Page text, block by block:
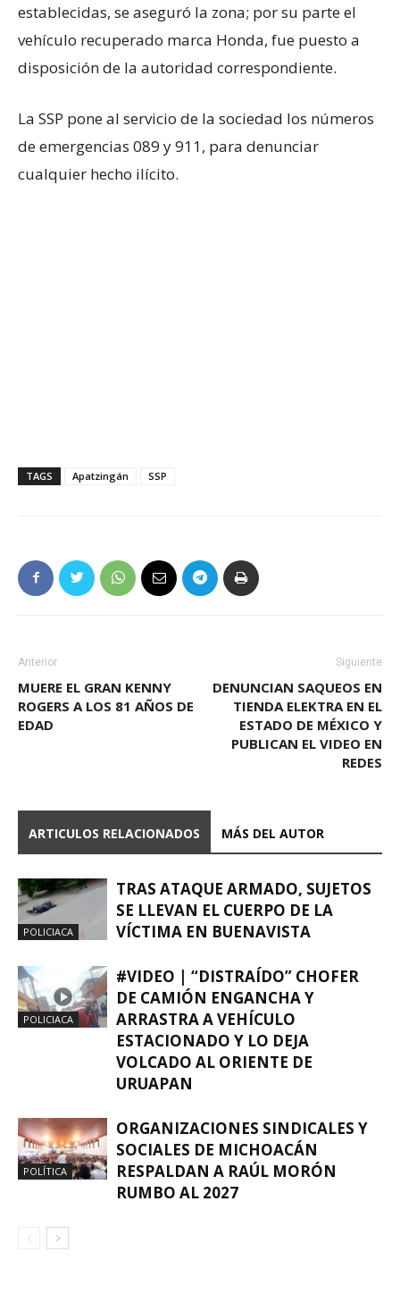
establecidas, se aseguró la zona; por su parte el
vehículo recuperado marca Honda, fue puesto a
disposición de la autoridad correspondiente.
La SSP pone al servicio de la sociedad los números
de emergencias 089 y 911, para denunciar
cualquier hecho ilícito.
TAGS Apatzingán SSP
Anterior
MUERE EL GRAN KENNY
ROGERS A LOS 81 AÑOS DE
EDAD
Siguiente
DENUNCIAN SAQUEOS EN
TIENDA ELEKTRA EN EL
ESTADO DE MÉXICO Y
PUBLICAN EL VIDEO EN
REDES
ARTICULOS RELACIONADOS MÁS DEL AUTOR
POLICIACA
TRAS ATAQUE ARMADO, SUJETOS
SE LLEVAN EL CUERPO DE LA
VÍCTIMA EN BUENAVISTA
POLICIACA
#VIDEO | “DISTRAÍDO” CHOFER
DE CAMIÓN ENGANCHA Y
ARRASTRA A VEHÍCULO
ESTACIONADO Y LO DEJA
VOLCADO AL ORIENTE DE
URUAPAN
POLÍTICA
ORGANIZACIONES SINDICALES Y
SOCIALES DE MICHOACÁN
RESPALDAN A RAÚL MORÓN
RUMBO AL 2027